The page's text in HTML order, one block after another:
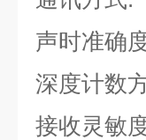
声时准确
深度计数
接收灵敏